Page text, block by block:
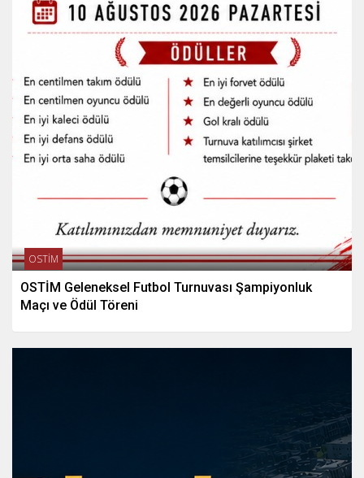
OSTİM
OSTİM Geleneksel Futbol Turnuvası Şampiyonluk
Maçı ve Ödül Töreni